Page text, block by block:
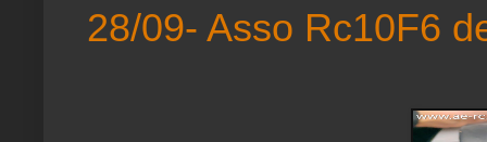
28/09- Asso Rc10F6